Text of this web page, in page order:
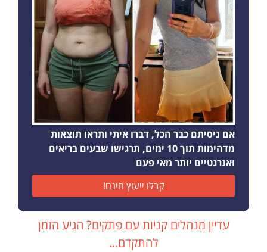
אם ניסיתם כבר הכל, דברו איתי ותראו תוצאות
מדהימות תוך 10 ימים, תרגישו שבעים בריאים
ואנרגטיים יותר מאי פעם
קבלו ייעוץ חינם!
עדיין מנהלים קניות עם פתקים? הגיע הזמן
להתקדם...